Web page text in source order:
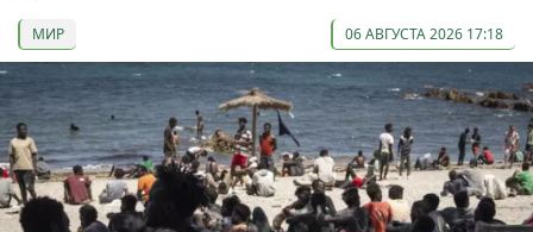
МИР 06 АВГУСТА 2026 17:18